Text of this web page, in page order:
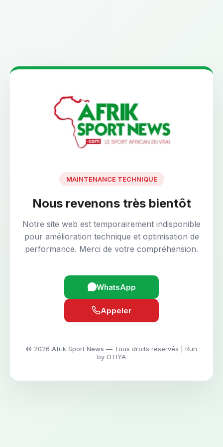
MAINTENANCE TECHNIQUE
Nous revenons très bientôt
Notre site web est temporairement indisponible
pour amélioration technique et optimisation de
performance. Merci de votre compréhension.
WhatsApp
Appeler
© 2026 Afrik Sport News — Tous droits réservés | Run
by OTIYA